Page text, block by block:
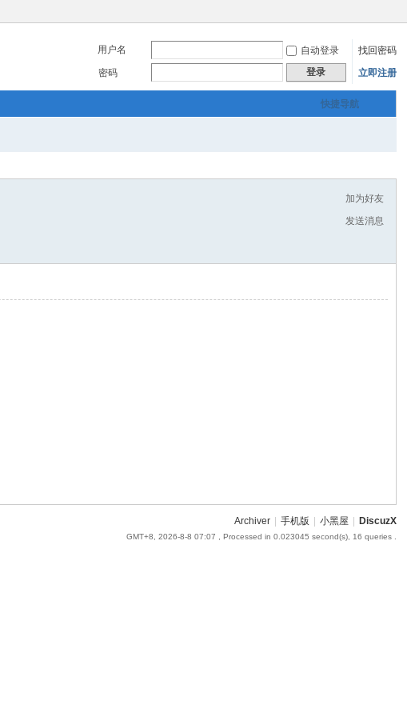
用户名 自动登录
找回密码
密码
登录 立即注册
快捷导航
加为好友
发送消息
Archiver 手机版 小黑屋 DiscuzX
GMT+8, 2026-8-8 07:07 , Processed in 0.023045 second(s), 16 queries .